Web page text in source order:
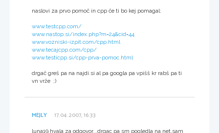
naslovi za prvo pomoč in cpp če ti bo kej pomagal:
www.testcpp.com/
www.nastop.si/index.php?m=24&cid=44
www.vozniski-izpit.com/cpp.html
www.tecajcpp.com/cpp/
www.testicpp.si/cpp-prva-pomoc.html
drgač greš pa na najdi.si al pa googla pa vpišš kr rabš pa ti
vn vrže ;)
MEJLY 17.04.2007, 16:33
luna19 hvala za odgovor...drgac pa sm pogledla na net,sam